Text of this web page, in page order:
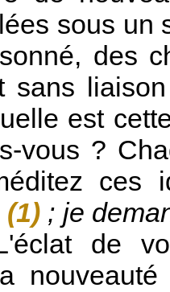
sous un
des
sans
est
vous ?
(1); je
de